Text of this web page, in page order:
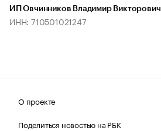
ИП Овчинников Владимир Викторович
ИНН: 710501021247
О проекте
Поделиться новостью на РБК